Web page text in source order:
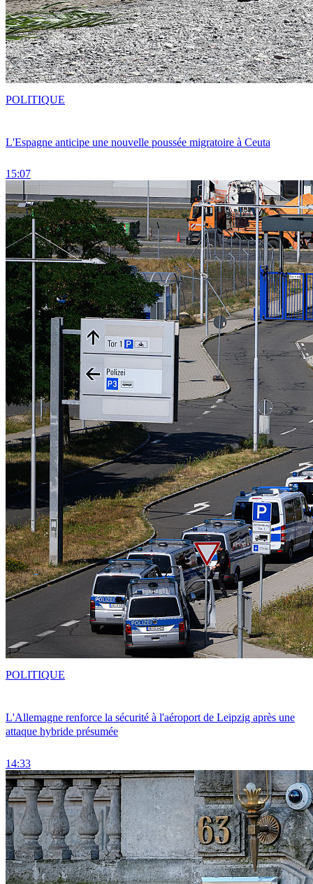
L'Espagne anticipe une nouvelle poussée migratoire à Ceuta
15:07
POLITIQUE
L'Allemagne renforce la sécurité à l'aéroport de Leipzig après une
attaque hybride présumée
14:33
POLITIQUE